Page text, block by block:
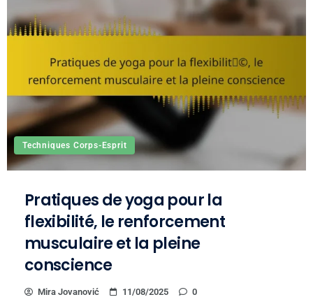
Techniques Corps-Esprit
Pratiques de yoga pour la
flexibilité, le renforcement
musculaire et la pleine
conscience
Mira Jovanović 11/08/2025 0